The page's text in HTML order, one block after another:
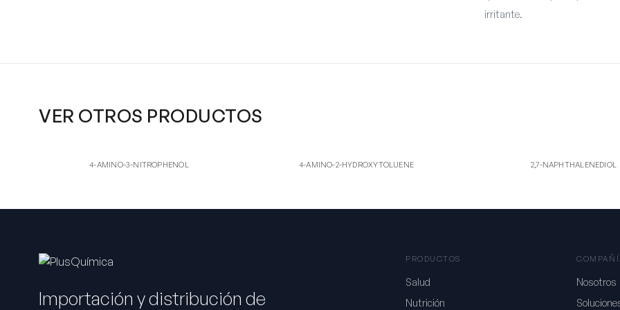
irritante.
VER OTROS PRODUCTOS
4-AM
4-AMINO-3-NITROPHENOL 4-AM
4-AMINO-2-HYDROXYTOLUENE 2,7-
2,7-NAPHTHALENEDIOL
Importación y distribución de
PRODUCTOS
Salud
Nutrición
Nosotros